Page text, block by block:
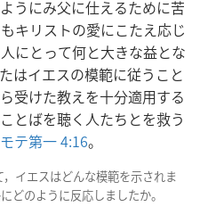
うにみ父に仕えるために苦
キリストの愛にこたえ応じ
にとって何と大きな益とな
はイエスの模範に従うこと
受けた教えを十分適用する
とばを聴く人たちとを救う
テ第一 4:16。
イエスはどんな模範を示されま
どのように反応しましたか。